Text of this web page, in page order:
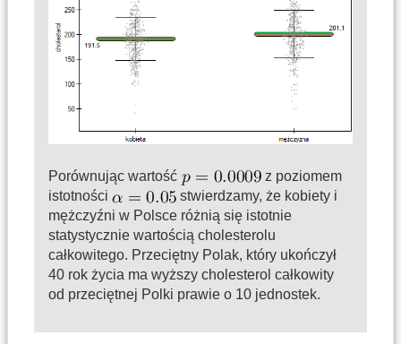
Porównując wartość
z poziomem
istotności
stwierdzamy, że kobiety i
mężczyźni w Polsce różnią się istotnie
statystycznie wartością cholesterolu
całkowitego. Przeciętny Polak, który ukończył
40 rok życia ma wyższy cholesterol całkowity
od przeciętnej Polki prawie o 10 jednostek.